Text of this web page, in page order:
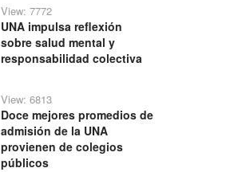
View: 7772
UNA impulsa reflexión
sobre salud mental y
responsabilidad colectiva
View: 6813
Doce mejores promedios de
admisión de la UNA
provienen de colegios
públicos